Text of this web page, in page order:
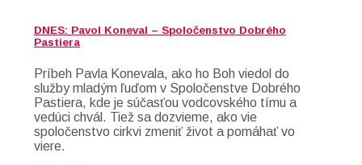
DNES: Pavol Koneval – Spoločenstvo Dobrého
Pastiera
Príbeh Pavla Konevala, ako ho Boh viedol do
služby mladým ľuďom v Spoločenstve Dobrého
Pastiera, kde je súčasťou vodcovského tímu a
vedúci chvál. Tiež sa dozvieme, ako vie
spoločenstvo cirkvi zmeniť život a pomáhať vo
viere.